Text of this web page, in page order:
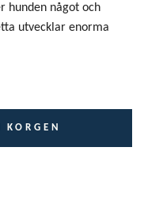
hunden något och
utvecklar enorma